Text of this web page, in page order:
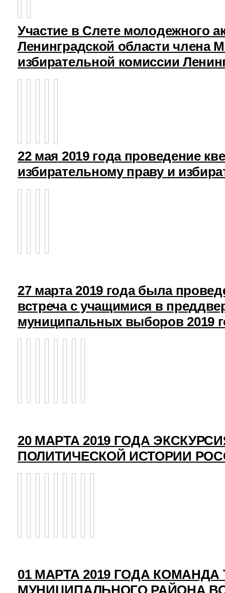
Участие в Слете молодежного
Ленинградской области члена
избирательной комиссии
22 мая 2019 года проведение
избирательному праву и
27 марта 2019 года была
встреча с учащимися в
муниципальных выборов 2019
20 МАРТА 2019 ГОДА
ПОЛИТИЧЕСКОЙ ИСТОРИИ
01 МАРТА 2019 ГОДА